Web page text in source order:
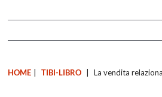
HOME TIBI-LIBRO La vendita